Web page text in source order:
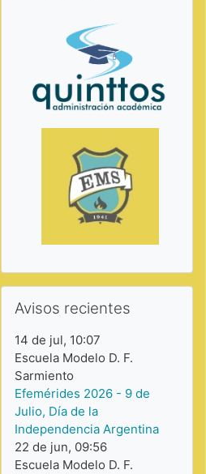
Saltar Avisos recientes
Avisos recientes
14 de jul, 10:07
Escuela Modelo D. F.
Sarmiento
Efemérides 2026 - 9 de
Julio, Día de la
Independencia Argentina
22 de jun, 09:56
Escuela Modelo D. F.